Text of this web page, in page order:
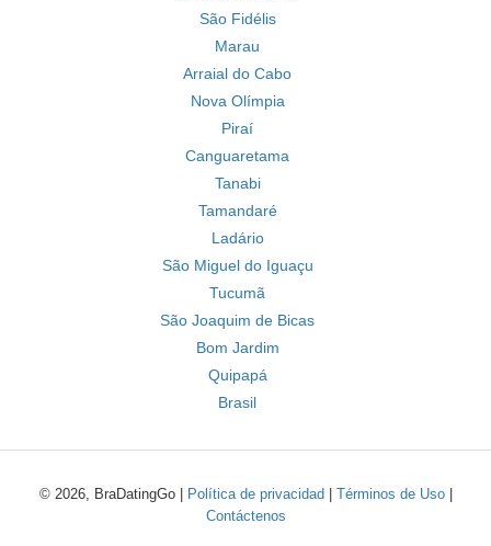
São Fidélis
Marau
Arraial do Cabo
Nova Olímpia
Piraí
Canguaretama
Tanabi
Tamandaré
Ladário
São Miguel do Iguaçu
Tucumã
São Joaquim de Bicas
Bom Jardim
Quipapá
Brasil
© 2026, BraDatingGo | Política de privacidad Términos de Uso|
Contáctenos